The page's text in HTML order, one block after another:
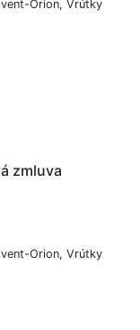
Orion, Vrútky
zmluva
Orion, Vrútky